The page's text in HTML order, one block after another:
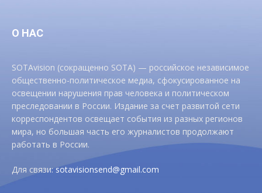
О НАС
SOTAvision (сокращенно SOTA) — российское независимое
общественно-политическое медиа, сфокусированное на
освещении нарушения прав человека и политическом
преследовании в России. Издание за счет развитой сети
корреспондентов освещает события из разных регионов
мира, но большая часть его журналистов продолжают
работать в России.
Для связи:sotavisionsend@gmail.com